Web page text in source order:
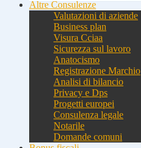
Altre Consulenze
Valutazioni di aziende
Business plan
Visura Cciaa
Sicurezza sul lavoro
Anatocismo
Registrazione Marchio
Analisi di bilancio
Privacy e Dps
Progetti europei
Consulenza legale
Notarile
Domande comuni